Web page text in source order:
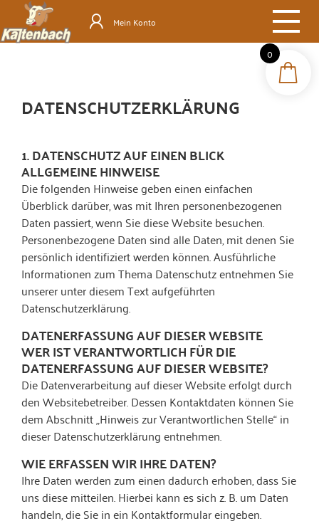
Mein Konto
DATENSCHUTZ­ERKLÄRUNG
1. DATENSCHUTZ AUF EINEN BLICK
ALLGEMEINE HINWEISE
Die folgenden Hinweise geben einen einfachen
Überblick darüber, was mit Ihren personenbezogenen
Daten passiert, wenn Sie diese Website besuchen.
Personenbezogene Daten sind alle Daten, mit denen Sie
persönlich identifiziert werden können. Ausführliche
Informationen zum Thema Datenschutz entnehmen Sie
unserer unter diesem Text aufgeführten
Datenschutzerklärung.
DATENERFASSUNG AUF DIESER WEBSITE
WER IST VERANTWORTLICH FÜR DIE
DATENERFASSUNG AUF DIESER WEBSITE?
Die Datenverarbeitung auf dieser Website erfolgt durch
den Websitebetreiber. Dessen Kontaktdaten können Sie
dem Abschnitt „Hinweis zur Verantwortlichen Stelle“ in
dieser Datenschutzerklärung entnehmen.
WIE ERFASSEN WIR IHRE DATEN?
Ihre Daten werden zum einen dadurch erhoben, dass Sie
uns diese mitteilen. Hierbei kann es sich z. B. um Daten
handeln, die Sie in ein Kontaktformular eingeben.
0